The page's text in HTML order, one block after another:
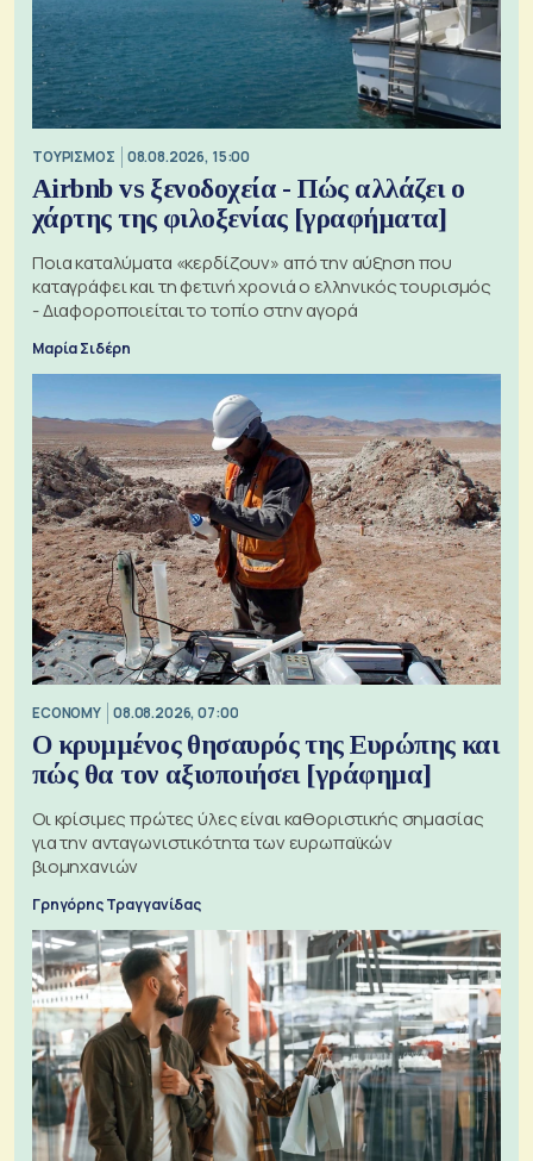
ΤΟΥΡΙΣΜΟΣ 08.08.2026, 15:00
Airbnb vs ξενοδοχεία - Πώς αλλάζει ο
χάρτης της φιλοξενίας [γραφήματα]
Ποια καταλύματα «κερδίζουν» από την αύξηση που
καταγράφει και τη φετινή χρονιά ο ελληνικός τουρισμός
- Διαφοροποιείται το τοπίο στην αγορά
Μαρία Σιδέρη
ECONOMY 08.08.2026, 07:00
Ο κρυμμένος θησαυρός της Ευρώπης και
πώς θα τον αξιοποιήσει [γράφημα]
Οι κρίσιμες πρώτες ύλες είναι καθοριστικής σημασίας
για την ανταγωνιστικότητα των ευρωπαϊκών
βιομηχανιών
Γρηγόρης Τραγγανίδας